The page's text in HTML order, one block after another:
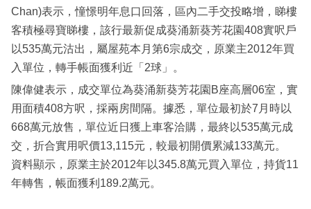
Chan)表示，憧憬明年息口回落，區內二手交投略增，睇樓
客積極尋寶睇樓，該行最新促成葵涌新葵芳花園408實呎戶
以535萬元沽出，屬屋苑本月第6宗成交，原業主2012年買
入單位，轉手帳面獲利近「2球」。
陳偉健表示，成交單位為葵涌新葵芳花園B座高層06室，實
用面積408方呎，採兩房間隔。據悉，單位最初於7月時以
668萬元放售，單位近日獲上車客洽購，最終以535萬元成
交，折合實用呎價13,115元，較最初開價累減133萬元。
資料顯示，原業主於2012年以345.8萬元買入單位，持貨11
年轉售，帳面獲利189.2萬元。